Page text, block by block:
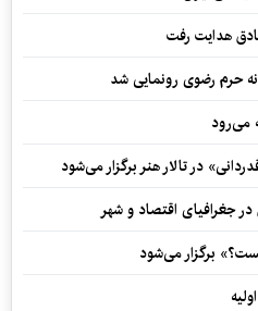
هدایت رفت
حرم رضوی رونمایی شد
می‌رود
در تالار هنر برگزار می‌شود
جغرافیای اقتصاد و شهر
برگزار می‌شود